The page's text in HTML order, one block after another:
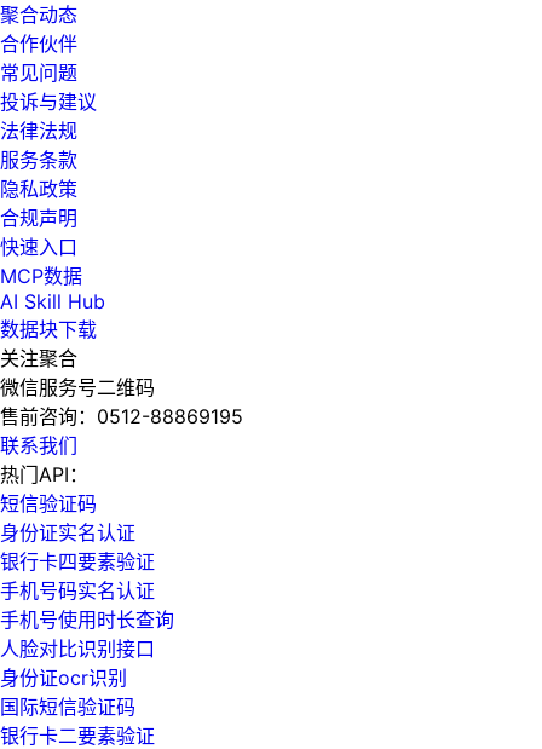
聚合动态
合作伙伴
常见问题
投诉与建议
法律法规
服务条款
隐私政策
合规声明
快速入口
MCP数据
AI Skill Hub
数据块下载
关注聚合
微信服务号二维码
售前咨询： 0512-88869195
联系我们
热门API：
短信验证码
身份证实名认证
银行卡四要素验证
手机号码实名认证
手机号使用时长查询
人脸对比识别接口
身份证ocr识别
国际短信验证码
银行卡二要素验证